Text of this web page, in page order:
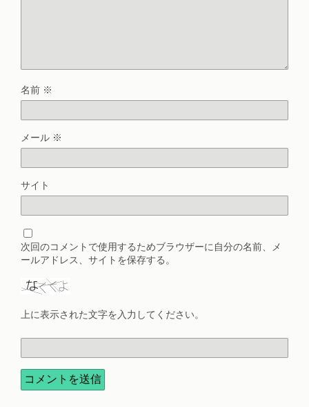
名前 ※
メール ※
サイト
次回のコメントで使用するためブラウザーに自分の名前、メ
ールアドレス、サイトを保存する。
上に表示された文字を入力してください。